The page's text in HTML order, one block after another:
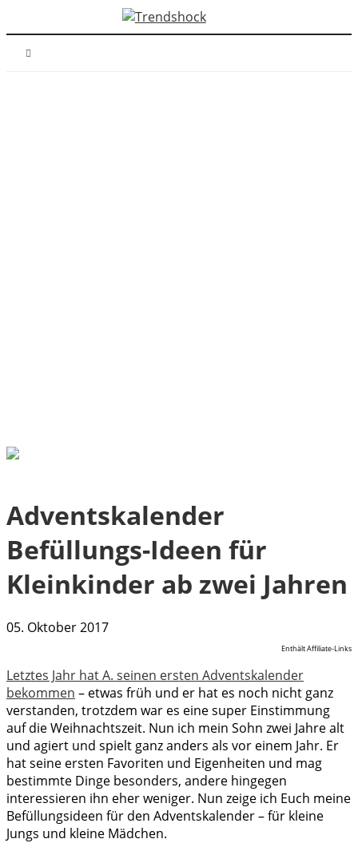
Adventskalender
Befüllungs-Ideen für
Kleinkinder ab zwei Jahren
05. Oktober 2017
Enthält Affiliate-Links
Letztes Jahr hat A. seinen ersten Adventskalender
bekommen – etwas früh und er hat es noch nicht ganz
verstanden, trotzdem war es eine super Einstimmung
auf die Weihnachtszeit. Nun ich mein Sohn zwei Jahre alt
und agiert und spielt ganz anders als vor einem Jahr. Er
hat seine ersten Favoriten und Eigenheiten und mag
bestimmte Dinge besonders, andere hingegen
interessieren ihn eher weniger. Nun zeige ich Euch meine
Befüllungsideen für den Adventskalender – für kleine
Jungs und kleine Mädchen.